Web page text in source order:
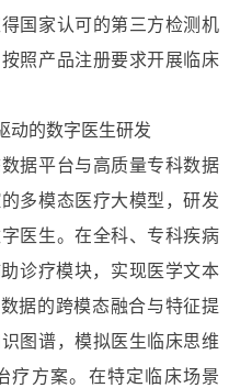
家认可的第三方检测机
照产品注册要求开展临床
的数字医生研发
平台与高质量专科数据
多模态医疗大模型，研发
医生。在全科、专科疾病
诊疗模块，实现医学文本
据的跨模态融合与特征提
图谱，模拟医生临床思维
疗方案。在特定临床场景